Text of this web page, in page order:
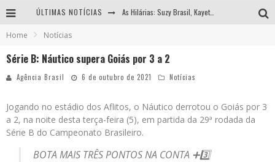
ÚLTIMAS NOTÍCIAS As Hilárias: Suzy Brasil, Kayete e Karoline Absinto retornam a Belo Horizonte para apresentação única no Teatro Sesiminas
Home Notícias
Série B: Náutico supera Goiás por 3 a 2
Agência Brasil 6 de outubro de 2021 Notícias
Jogando no estádio dos Aflitos, o Náutico derrotou o Goiás por 3
a 2, na noite desta terça-feira (5), em partida da 29ª rodada da
Série B do Campeonato Brasileiro.
BOTA MAIS TRÊS PONTOS NA CONTA ➕3️⃣